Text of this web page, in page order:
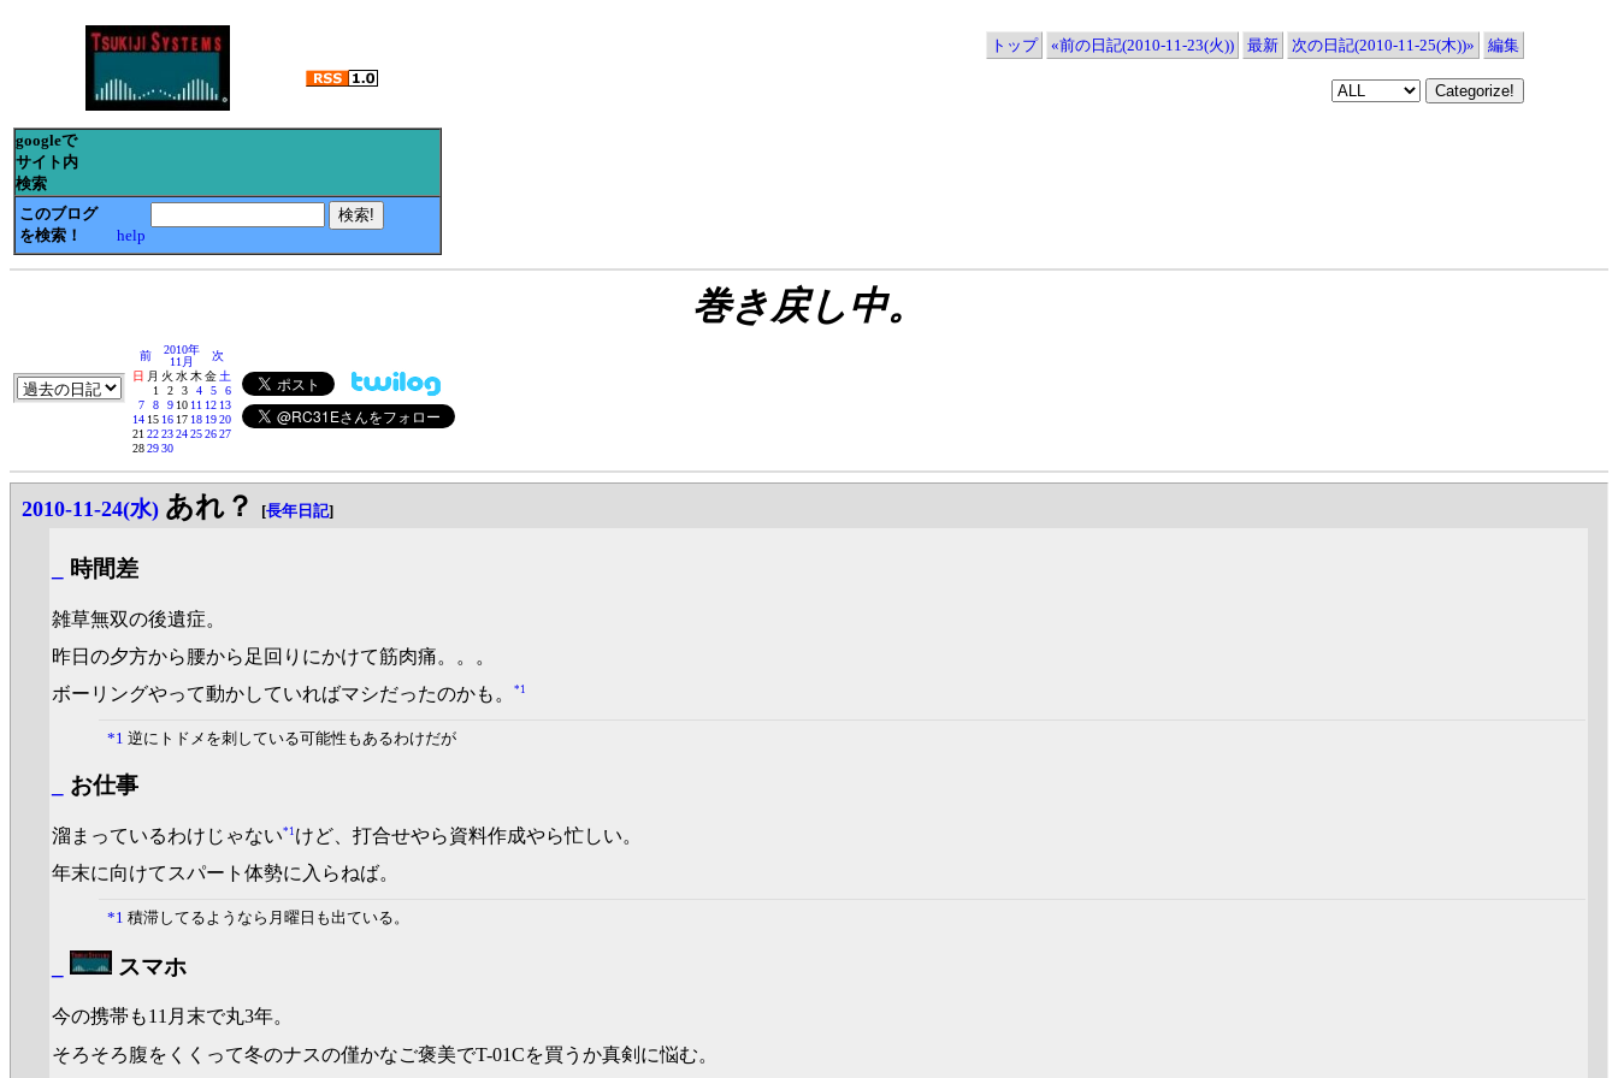
トップ «前の日記(2010-11-23(火)) 最新 次の日記(2010-11-25(木))» 編集
googleで
サイト内
検索
このブログ
を検索！
help
巻き戻し中。
前
2010年
11月
次
日 月 火 水木金土
1
2 3 4 5
6
7
8 9 10 11 12 13
14 15 16 17 18 1920
21222324252627
282930
2010-11-24(水) あれ？ [長年日記]
時間差
雑草無双の後遺症。
昨日の夕方から腰から足回りにかけて筋肉痛。。。
ボーリングやって動かしていればマシだったのかも。
*1
*1 逆にトドメを刺している可能性もあるわけだが
お仕事
溜まっているわけじゃない*1 けど、打合せやら資料作成やら忙しい。
年末に向けてスパート体勢に入らねば。
*1 積滞してるようなら月曜日も出ている。
スマホ
今の携帯も11月末で丸3年。
そろそろ腹をくくって冬のナスの僅かなご褒美でT-01Cを買うか真剣に悩む。